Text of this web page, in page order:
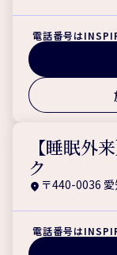
電話番号は
【睡眠外
ク
〒440-0036
電話番号は